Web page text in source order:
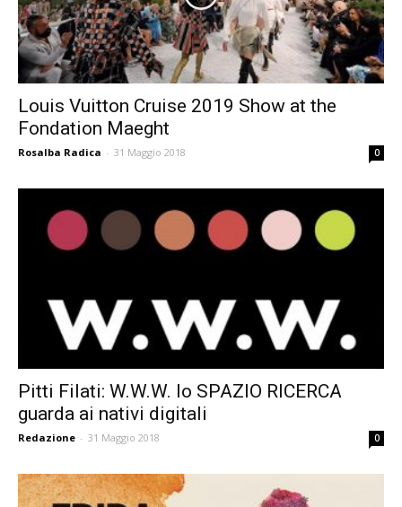
Louis Vuitton Cruise 2019 Show at the
Fondation Maeght
Rosalba Radica - 31 Maggio 2018 0
Pitti Filati: W.W.W. lo SPAZIO RICERCA
guarda ai nativi digitali
Redazione - 31 Maggio 2018 0